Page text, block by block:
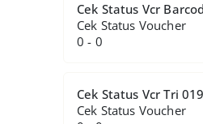
Cek Status Vcr
Cek Status Voucher
0 - 0
Cek Status Vcr Tri 019
Cek Status Voucher